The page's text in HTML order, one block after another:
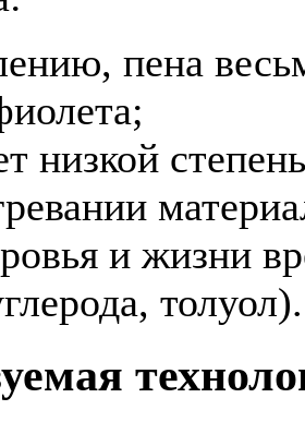
пена
низкой
и жизни
толуол).